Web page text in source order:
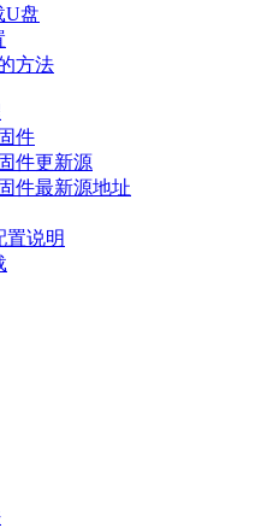
U盘
方法
件
件更新源
件最新源地址
置说明